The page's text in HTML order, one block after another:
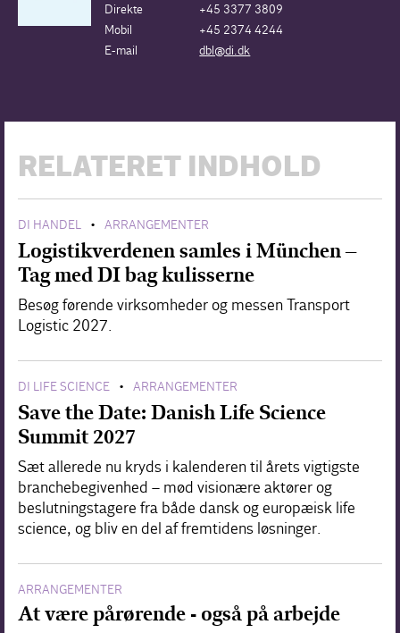
Direkte
+45 3377 3809
Mobil
+45 2374 4244
E-mail
dbl@di.dk
RELATERET INDHOLD
DI HANDEL • ARRANGEMENTER
Logistikverdenen samles i München –
Tag med DI bag kulisserne
Besøg førende virksomheder og messen Transport
Logistic 2027.
DI LIFE SCIENCE • ARRANGEMENTER
Save the Date: Danish Life Science
Summit 2027
Sæt allerede nu kryds i kalenderen til årets vigtigste
branchebegivenhed – mød visionære aktører og
beslutningstagere fra både dansk og europæisk life
science, og bliv en del af fremtidens løsninger.
ARRANGEMENTER
At være pårørende - også på arbejde